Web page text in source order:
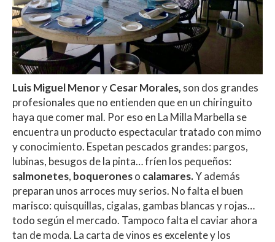
Luis Miguel MenoryCesar Morales, son dos grandes
profesionales que no entienden que en un chiringuito
haya que comer mal. Por eso en La Milla Marbella se
encuentra un producto espectacular tratado con mimo
y conocimiento. Espetan pescados grandes: pargos,
lubinas, besugos de la pinta… fríen los pequeños:
salmonetes, boqueroneso calamares.Y además
preparan unos arroces muy serios. No falta el buen
marisco: quisquillas, cigalas, gambas blancas y rojas…
todo según el mercado. Tampoco falta el caviar ahora
tan de moda. La carta de vinos es excelente y los